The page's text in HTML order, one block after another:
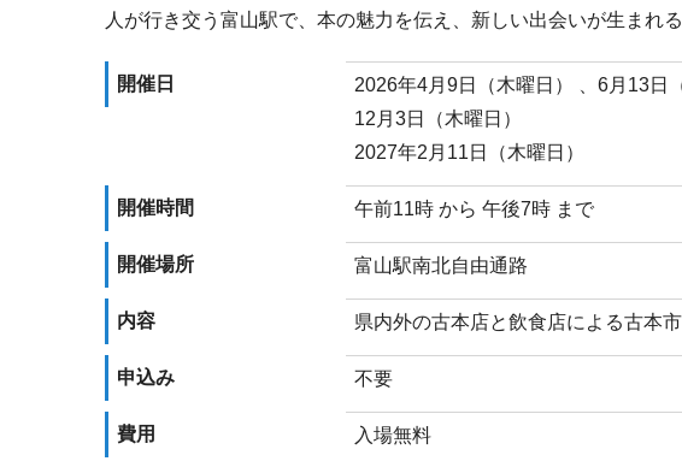
人が行き交う富山駅で、本の魅力を伝え、新しい出会いが生まれる
開催日
2026年4月9日（木曜日） 、6月13日
12月3日（木曜日）
2027年2月11日（木曜日）
開催時間 午前11時 から 午後7時 まで
開催場所 富山駅南北自由通路
内容 県内外の古本店と飲食店による古本市
申込み 不要
費用 入場無料